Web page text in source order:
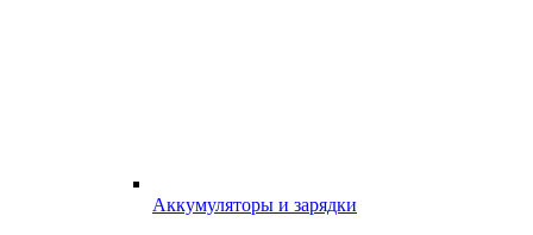
Аккумуляторы и зарядки